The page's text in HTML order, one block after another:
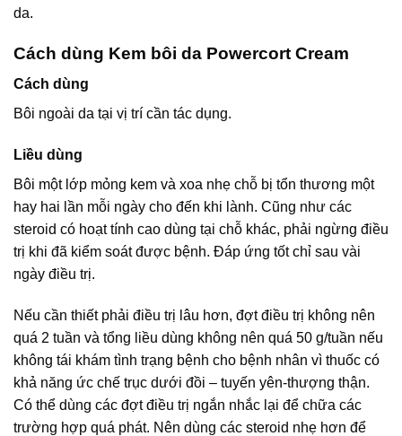
da.
Cách dùng Kem bôi da Powercort Cream
Cách dùng
Bôi ngoài da tại vị trí cần tác dụng.
Liều dùng
Bôi một lớp mỏng kem và xoa nhẹ chỗ bị tổn thương một
hay hai lần mỗi ngày cho đến khi lành. Cũng như các
steroid có hoạt tính cao dùng tại chỗ khác, phải ngừng điều
trị khi đã kiểm soát được bệnh. Đáp ứng tốt chỉ sau vài
ngày điều trị.
Nếu cần thiết phải điều trị lâu hơn, đợt điều trị không nên
quá 2 tuần và tổng liều dùng không nên quá 50 g/tuần nếu
không tái khám tình trạng bệnh cho bệnh nhân vì thuốc có
khả năng ức chế trục dưới đồi – tuyến yên-thượng thận.
Có thể dùng các đợt điều trị ngắn nhắc lại để chữa các
trường hợp quá phát. Nên dùng các steroid nhẹ hơn để